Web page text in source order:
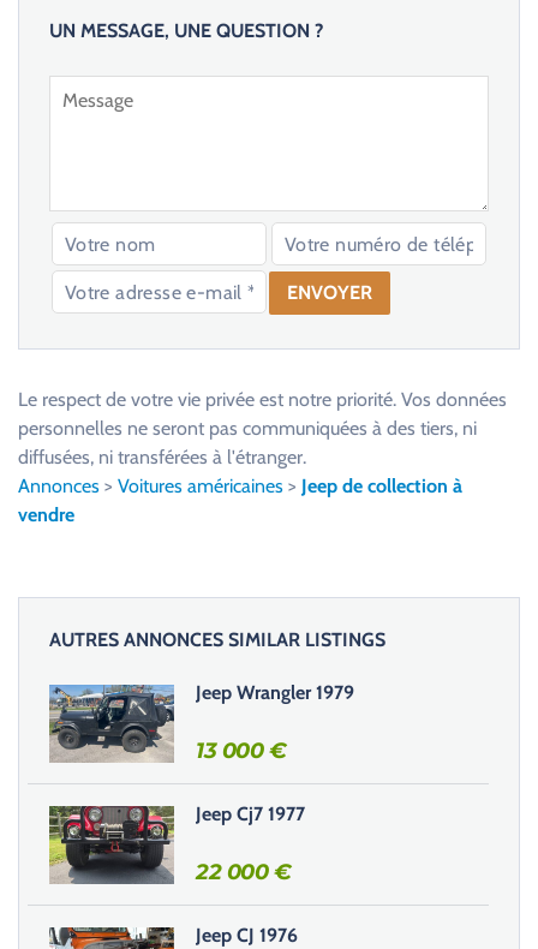
UN MESSAGE, UNE QUESTION ?
e
s
e
r
c
e
c
h
a
m
p
Le respect de votre vie privée est notre priorité. Vos données
personnelles ne seront pas communiquées à des tiers, ni
diffusées, ni transférées à l'étranger.
Annonces > Voitures américaines > Jeep de collection à
vendre
AUTRES ANNONCES SIMILAR LISTINGS
Jeep Wrangler 1979
13 000€
Jeep Cj7 1977
22 000€
Jeep CJ 1976